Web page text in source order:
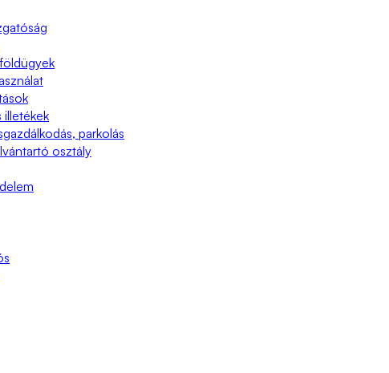
illetékek
parkolás
osztály